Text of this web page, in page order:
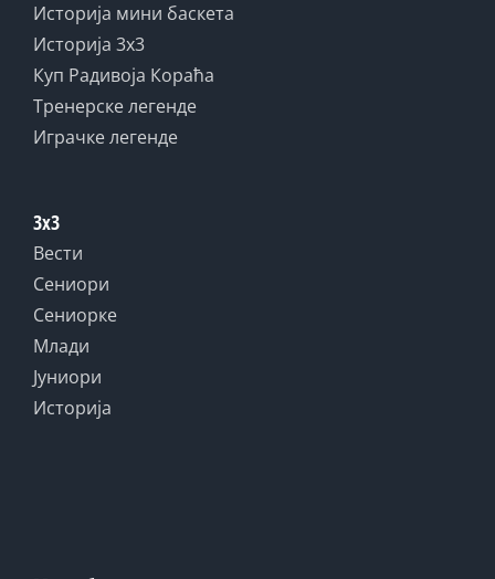
Историја мини баскета
Историја 3x3
Куп Радивоја Кораћа
Тренерске легенде
Играчке легенде
3x3
Вести
Сениори
Сениорке
Млади
Јуниори
Историја